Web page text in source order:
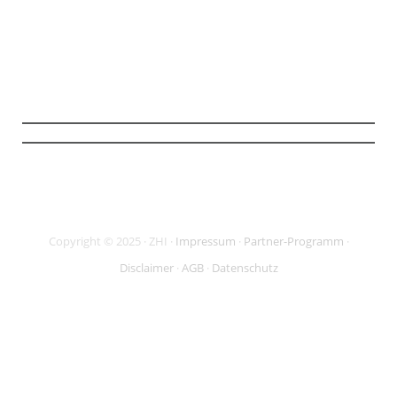
Copyright © 2025 · ZHI · Impressum · Partner-Programm ·
Disclaimer· AGB· Datenschutz